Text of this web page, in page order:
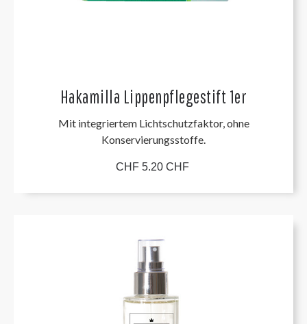
Hakamilla Lippenpflegestift 1er
Mit integriertem Lichtschutzfaktor, ohne
Konservierungsstoffe.
CHF 5.20 CHF